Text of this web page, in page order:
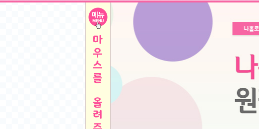
툴리 도네이션 전자여친 + 후원하기 *2
모바일 페이지를 오픈하였습니다.
스티커 기능을 새롭게 오픈 하였습니다.
원팡 오픈 기념! 문화상품권 증정 이벤트
인증샷
Sobergo 스마트 윈도우 로봇 청소기 3세대 6.2cm 울트라
아메리칸스탠다드 아쿠아2 비데 IPX7 방수 필터없는 직수형
방수 비데 FULL스텐노즐 IPX5 방수형 전자식비데 코나에
QCY Crossky C50 오픈 이어 블루투스 이어폰
MUCAI 휴대용 14인치 포터블 디스플레이
LG전자 울트라PC 15U50T-GR3CK